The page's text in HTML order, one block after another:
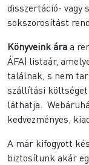
disszertáció- vagy
sokszorosítást
Könyveink áraa
ÁFA) listaár,
találnak, s nem
szállítási költséget
láthatja.
kedvezményes,
A már kifogyott
biztosítunk akár